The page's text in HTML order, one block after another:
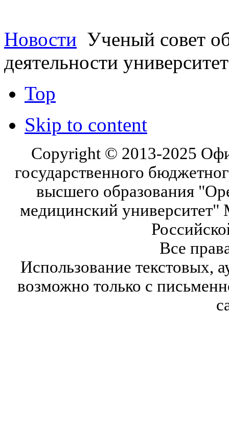
Новости Ученый совет
деятельности
Top
Skip to content
Copyright © 2013-2025
государственного
высшего образования
медицинский университет"
Все
Использование текстовых,
возможно только с